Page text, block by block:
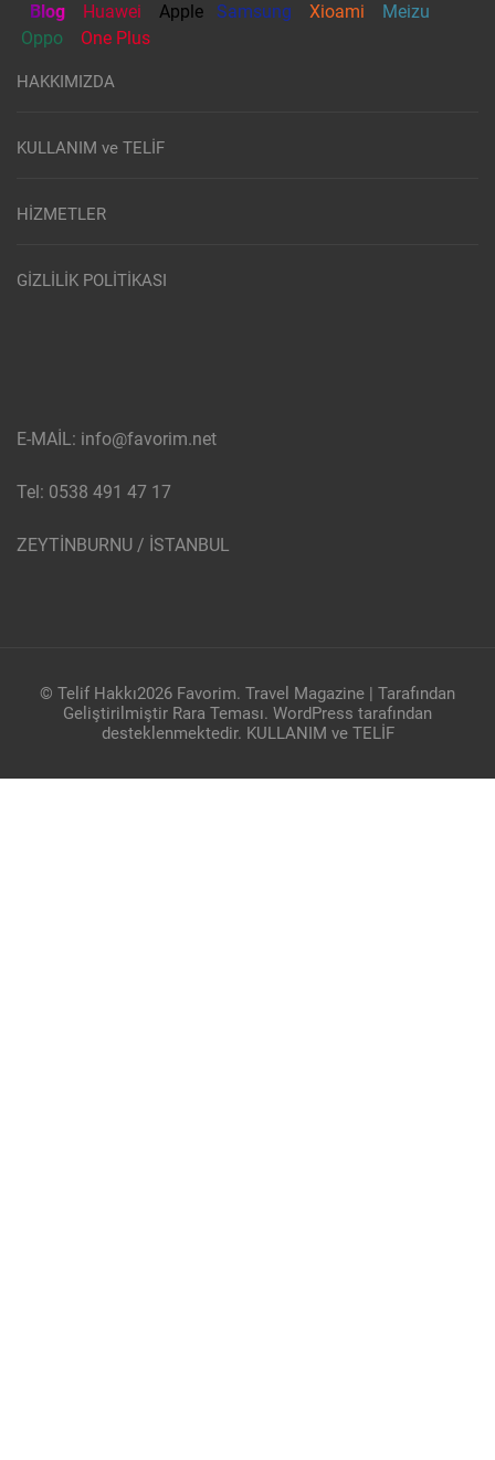
Blog Huawei Apple Samsung Xioami
Meizu
Oppo
One Plus
HAKKIMIZDA
KULLANIM ve TELİF
HİZMETLER
GİZLİLİK POLİTİKASI
E-MAİL: info@favorim.net
Tel: 0538 491 47 17
ZEYTİNBURNU / İSTANBUL
© Telif Hakkı2026 Favorim. Travel Magazine | Tarafından
Geliştirilmiştir Rara Teması. WordPress tarafından
desteklenmektedir. KULLANIM ve TELİF